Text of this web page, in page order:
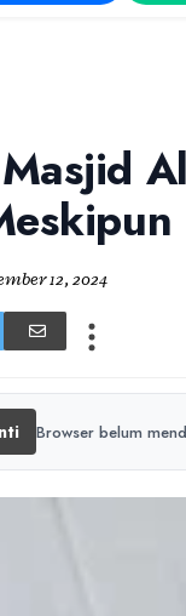
12, 2024
Browser belum